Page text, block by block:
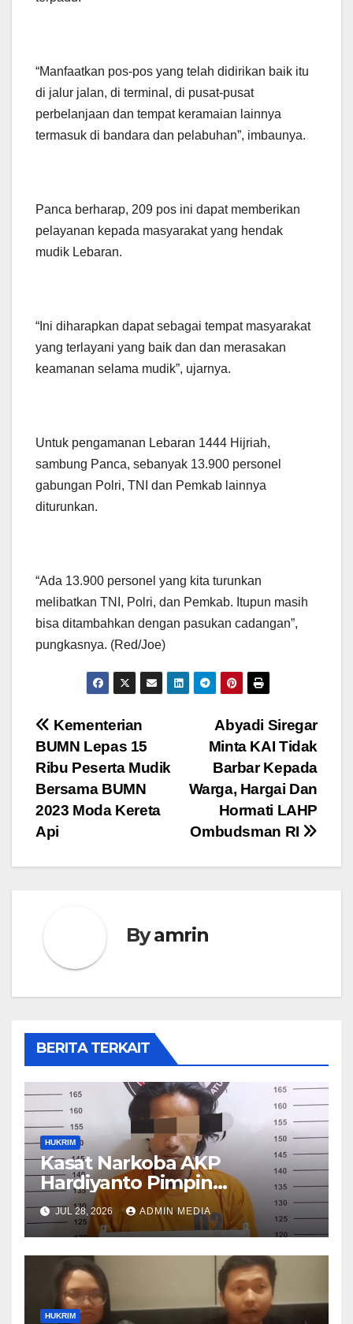
“Manfaatkan pos-pos yang telah didirikan baik itu
di jalur jalan, di terminal, di pusat-pusat
perbelanjaan dan tempat keramaian lainnya
termasuk di bandara dan pelabuhan”, imbaunya.
Panca berharap, 209 pos ini dapat memberikan
pelayanan kepada masyarakat yang hendak
mudik Lebaran.
“Ini diharapkan dapat sebagai tempat masyarakat
yang terlayani yang baik dan dan merasakan
keamanan selama mudik”, ujarnya.
Untuk pengamanan Lebaran 1444 Hijriah,
sambung Panca, sebanyak 13.900 personel
gabungan Polri, TNI dan Pemkab lainnya
diturunkan.
“Ada 13.900 personel yang kita turunkan
melibatkan TNI, Polri, dan Pemkab. Itupun masih
bisa ditambahkan dengan pasukan cadangan”,
pungkasnya. (Red/Joe)
Navigasi
pos
Abyadi Siregar
Minta KAI Tidak
Barbar Kepada
Warga, Hargai Dan
Hormati LAHP
Ombudsman RI
Kementerian
BUMN Lepas 15
Ribu Peserta Mudik
Bersama BUMN
2023 Moda Kereta
Api
Byamrin
BERITA TERKAIT
HUKRIM
Kasat Narkoba AKP
Hardiyanto Pimpin
Pemberantasan Narkoba,
Residivis Marbau Kembali
Masuk Bui
JUL 28, 2026 ADMIN MEDIA
HUKRIM